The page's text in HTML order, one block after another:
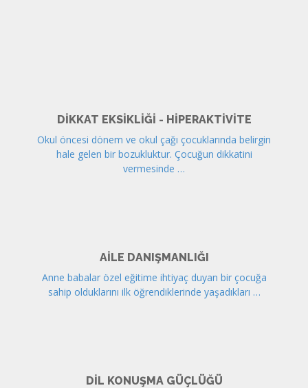
DIKKAT EKSIKLIĞI - HIPERAKTIVITE
Okul öncesi dönem ve okul çağı çocuklarında belirgin
hale gelen bir bozukluktur. Çocuğun dikkatini
vermesinde …
AILE DANIŞMANLIĞI
Anne babalar özel eğitime ihtiyaç duyan bir çocuğa
sahip olduklarını ilk öğrendiklerinde yaşadıkları …
DIL KONUŞMA GÜÇLÜĞÜ